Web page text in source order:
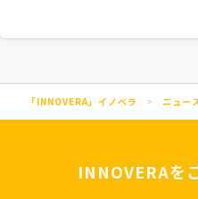
「INNOVERA」イノベラ > ニュー
INNOVERAを